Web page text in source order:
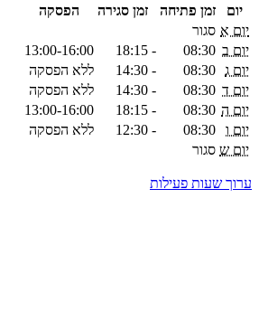
יום
זמן פתיחה זמן סגירה
הפסקה
יום א סגור
יום ב 08:30
-
18:15
13:00-16:00
יום ג 08:30
-
14:30
ללא הפסקה
יום ד 08:30
-
14:30
ללא הפסקה
יום ה 08:30
-
18:15
13:00-16:00
יום ו
08:30
-
12:30
ללא הפסקה
יום ש סגור
ערוך שעות פעילות